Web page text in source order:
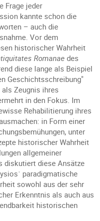
Frage jeder
kannte schon die
– auch die
Vor dem
historischer Wahrheit
Romanae des
diese lange als Beispiel
Geschichtsschreibung"
Zeugnis ihres
in den Fokus. Im
Rehabilitierung ihres
in Form einer
unter
historischer Wahrheit
allgemeiner
diskutiert diese Ansätze
paradigmatische
sowohl aus der sehr
Erkenntnis als auch aus
historischen